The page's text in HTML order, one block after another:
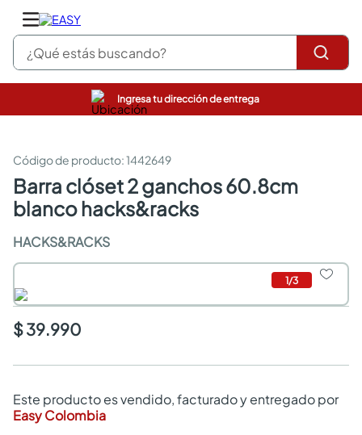
¿Qué estás buscando?
Ingresa tu dirección de entrega
:1442649
barra clóset 2 ganchos 60.8cm
blanco hacks&racks
HACKS&RACKS
1/3
$ 39.990
Este producto es vendido, facturado y entregado por
Easy Colombia
pinturas
sanitarios
comedor
escritorio
comedores
armarios closet